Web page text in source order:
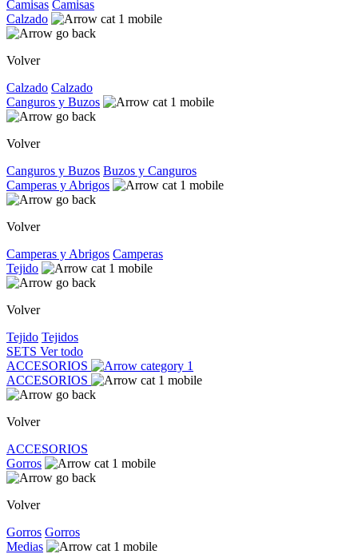
Camisas Camisas
Calzado
Volver
Calzado Calzado
Canguros y Buzos
Volver
Canguros y Buzos Buzos y Canguros
Camperas y Abrigos
Volver
Camperas y Abrigos Camperas
Tejido
Volver
Tejido Tejidos
SETS Ver todo
ACCESORIOS
ACCESORIOS
Volver
ACCESORIOS
Gorros
Volver
Gorros Gorros
Medias